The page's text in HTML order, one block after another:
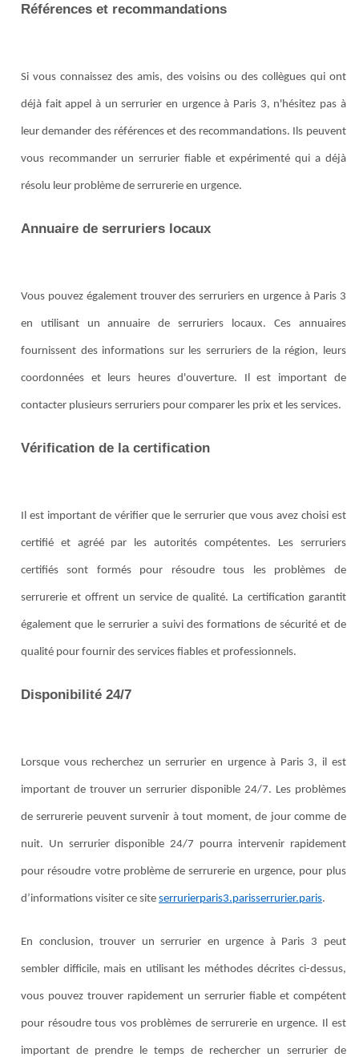
Références et recommandations
Si vous connaissez des amis, des voisins ou des collègues qui ont
déjà fait appel à un serrurier en urgence à Paris 3, n'hésitez pas à
leur demander des références et des recommandations. Ils peuvent
vous recommander un serrurier fiable et expérimenté qui a déjà
résolu leur problème de serrurerie en urgence.
Annuaire de serruriers locaux
Vous pouvez également trouver des serruriers en urgence à Paris 3
en utilisant un annuaire de serruriers locaux. Ces annuaires
fournissent des informations sur les serruriers de la région, leurs
coordonnées et leurs heures d'ouverture. Il est important de
contacter plusieurs serruriers pour comparer les prix et les services.
Vérification de la certification
Il est important de vérifier que le serrurier que vous avez choisi est
certifié et agréé par les autorités compétentes. Les serruriers
certifiés sont formés pour résoudre tous les problèmes de
serrurerie et offrent un service de qualité. La certification garantit
également que le serrurier a suivi des formations de sécurité et de
qualité pour fournir des services fiables et professionnels.
Disponibilité 24/7
Lorsque vous recherchez un serrurier en urgence à Paris 3, il est
important de trouver un serrurier disponible 24/7. Les problèmes
de serrurerie peuvent survenir à tout moment, de jour comme de
nuit. Un serrurier disponible 24/7 pourra intervenir rapidement
pour résoudre votre problème de serrurerie en urgence, pour plus
d’informations visiter ce site serrurierparis3.parisserrurier.paris.
En conclusion, trouver un serrurier en urgence à Paris 3 peut
sembler difficile, mais en utilisant les méthodes décrites ci-dessus,
vous pouvez trouver rapidement un serrurier fiable et compétent
pour résoudre tous vos problèmes de serrurerie en urgence. Il est
important de prendre le temps de rechercher un serrurier de